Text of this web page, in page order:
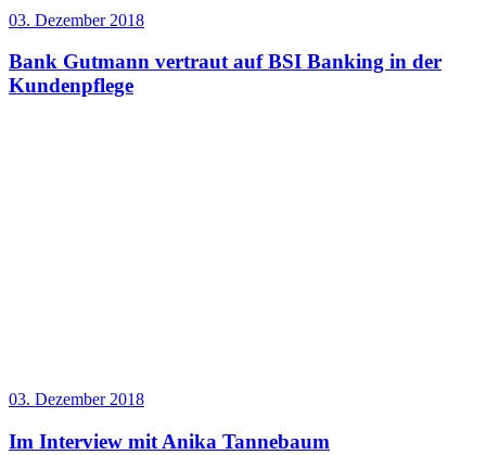
03. Dezember 2018
Bank Gutmann vertraut auf BSI Banking in der
Kundenpflege
03. Dezember 2018
Im Interview mit Anika Tannebaum